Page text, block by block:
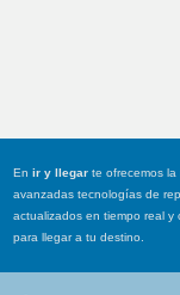
Enir y llegar te ofrecemos la
avanzadas tecnologías de
actualizados en tiempo real
para llegar a tu destino.